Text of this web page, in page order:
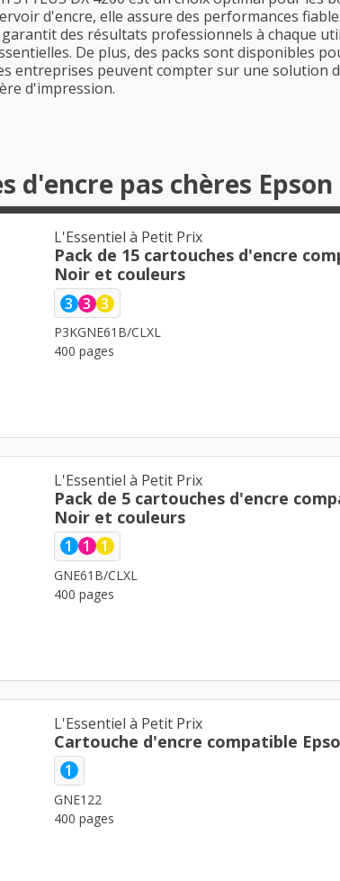
d'encre, elle assure des performances
des résultats professionnels à chaque
De plus, des packs sont disponibles
entreprises peuvent compter sur une
d'impression.
d'encre pas chères Epson
L'Essentiel à Petit Prix
Pack de 15 cartouches d'encre
Noir et couleurs
3 3 3
P3KGNE61B/CLXL
400 pages
L'Essentiel à Petit Prix
Pack de 5 cartouches d'encre
Noir et couleurs
1 1 1
GNE61B/CLXL
400 pages
L'Essentiel à Petit Prix
Cartouche d'encre compatible
1
GNE122
400 pages